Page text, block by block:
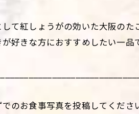
して紅しょうがの効いた大阪のた
好きな方におすすめしたい一品
のお食事写真を投稿してくだ